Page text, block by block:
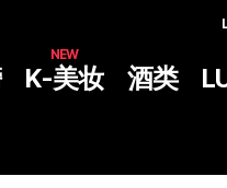
K-美妆
NEW
酒类